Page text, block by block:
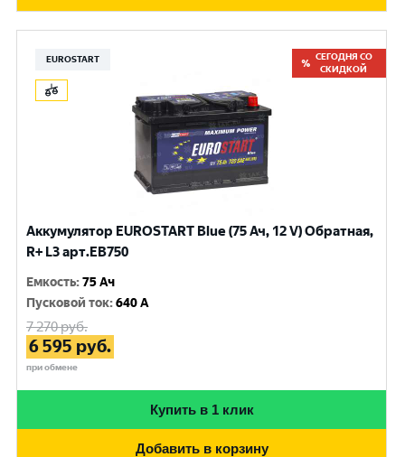
EUROSTART
СЕГОДНЯ СО
СКИДКОЙ
Аккумулятор EUROSTART Blue (75 Ач, 12 V) Обратная,
R+ L3 арт.EB750
Емкость:75 Ач
Пусковой ток:640 A
7 270руб.
6 595 руб.
при обмене
Купить в 1 клик
Добавить в корзину